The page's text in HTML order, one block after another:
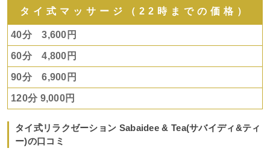
タイ式マッサージ（22時までの価格）
40分 3,600円
60分 4,800円
90分 6,900円
120分 9,000円
タイ式リラクゼーション Sabaidee & Tea(サバイディ&ティ
ー)の口コミ